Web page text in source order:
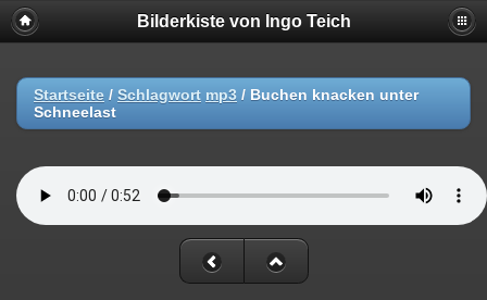
Bilderkiste von Ingo Teich
Startseite / Schlagwort mp3 / Buchen knacken unter
Schneelast